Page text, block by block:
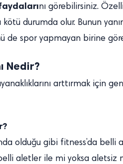
nı görebilirsiniz.
durumda olur. Bunun
de spor yapmayan birine
Nedir?
arttırmak için
olduğu gibi fitness’da belli
aletler ile mi yoksa aletsiz